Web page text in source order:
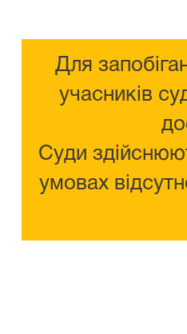
Для
учасників
Суди
умовах